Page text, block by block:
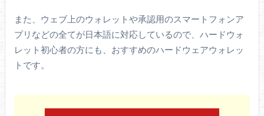
また、ウェブ上のウォレットや承認用のスマートフォンア
プリなどの全てが日本語に対応しているので、ハードウォ
レット初心者の方にも、おすすめのハードウェアウォレッ
トです。